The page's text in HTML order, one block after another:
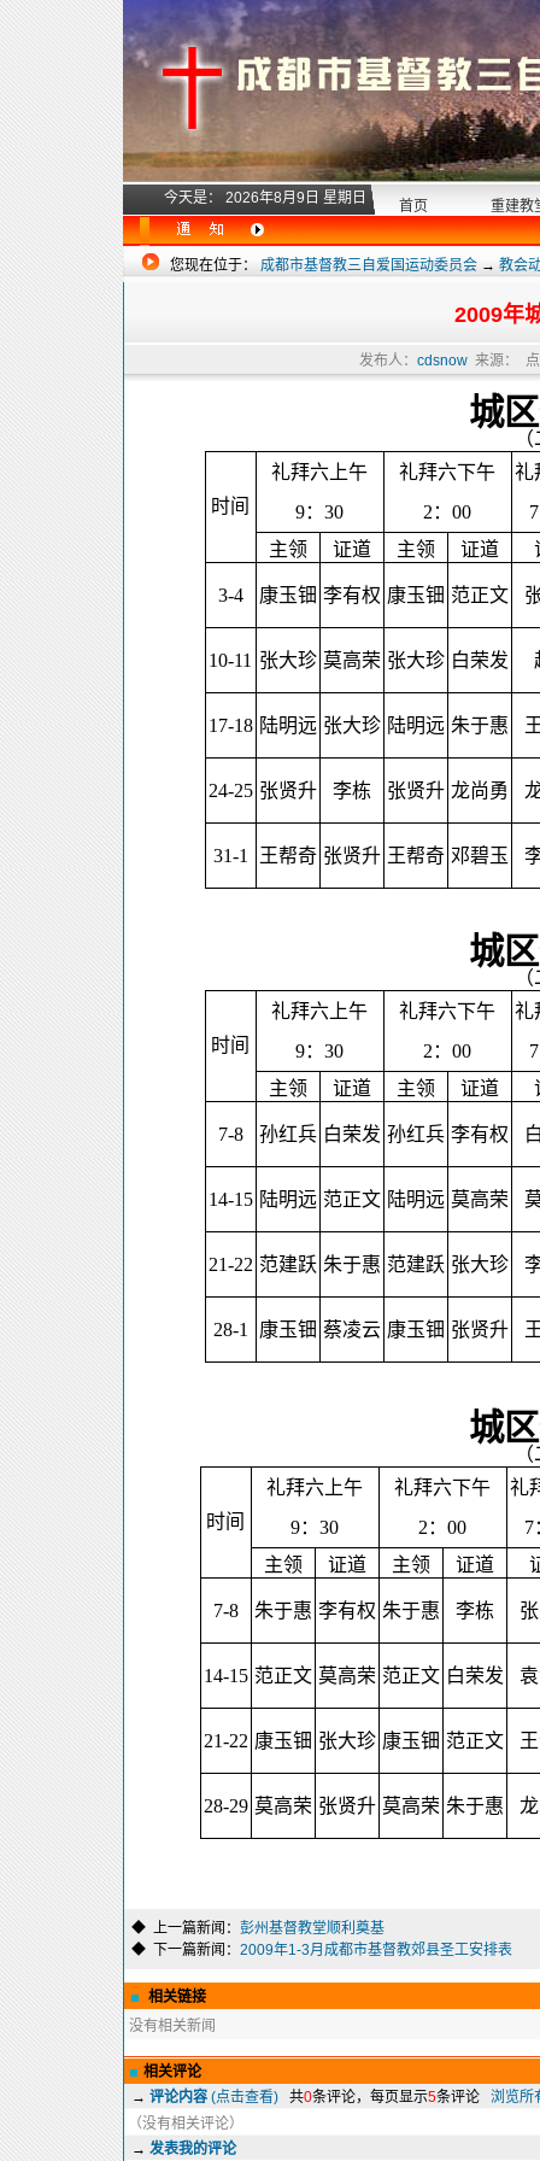
今天是： 2026年8月9日 星期日
首页 重建教
您现在位于： 成都市基督教三自爱国运动委员会→ 教会
2009年
发布人： cdsnow 来源：
城
时间
礼拜六上午
9： 30
礼拜六下午
2 ： 00
礼
7
主领
证道 主领 证道
3-4 康玉钿 李有权 康玉钿 范正文
10-11 张大珍 莫高荣 张大珍 白荣发
17-18 陆明远 张大珍 陆明远 朱于惠
24-25 张贤升 李栋 张贤升 龙尚勇
31-1 王帮奇 张贤升 王帮奇 邓碧玉
城
时间
礼拜六上午
9： 30
礼拜六下午
2 ： 00
礼
7
主领
证道 主领 证道
7-8 孙红兵 白荣发 孙红兵 李有权
14-15 陆明远 范正文 陆明远 莫高荣
21-22 范建跃 朱于惠 范建跃 张大珍
28-1 康玉钿 蔡凌云 康玉钿 张贤升
城
时间
礼拜六上午
9： 30
礼拜六下午
2 ： 00
礼
7
主领
证道 主领 证道
7-8 朱于惠 李有权 朱于惠 李栋
14-15 范正文 莫高荣 范正文 白荣发
21-22 康玉钿 张大珍 康玉钿 范正文
28-29 莫高荣 张贤升 莫高荣 朱于惠
◆ 上一篇新闻：
彭州基督教堂顺利奠基
◆ 下一篇新闻： 2009年1-3月成都市基督教郊县圣工安排表
相关链接
没有相关新闻
相关评论
→ 评论内容(点击查看)共0条评论，每页显示5条评论 浏览所
（没有相关评论）
→ 发表我的评论